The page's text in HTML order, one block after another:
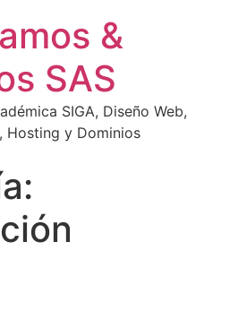
&
SAS
SIGA, Diseño Web,
Hosting y Dominios